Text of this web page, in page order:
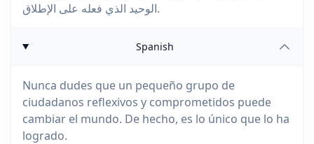
الوحيد الذي فعله على الإطلاق.
Spanish
Nunca dudes que un pequeño grupo de
ciudadanos reflexivos y comprometidos puede
cambiar el mundo. De hecho, es lo único que lo ha
logrado.